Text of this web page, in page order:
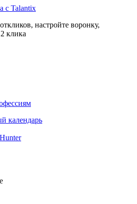
с Talantix
настройте воронку,
клика
календарь